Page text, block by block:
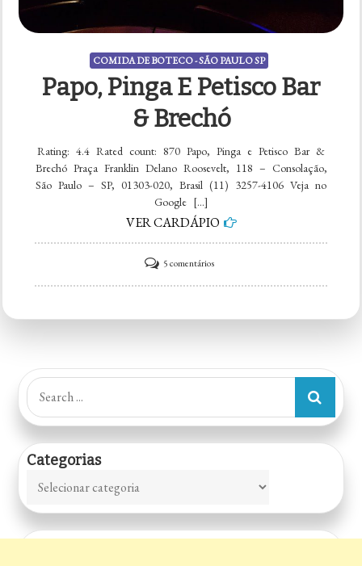
COMIDA DE BOTECO - SÃO PAULO SP
Papo, Pinga E Petisco Bar
& Brechó
Rating: 4.4 Rated count: 870 Papo, Pinga e Petisco Bar &
Brechó Praça Franklin Delano Roosevelt, 118 – Consolação,
São Paulo – SP, 01303-020, Brasil (11) 3257-4106 Veja no
Google […]
VER CARDÁPIO
5 comentáriosem
Papo,
Bar
Brechó
Search
for:
Categorias
Categorias